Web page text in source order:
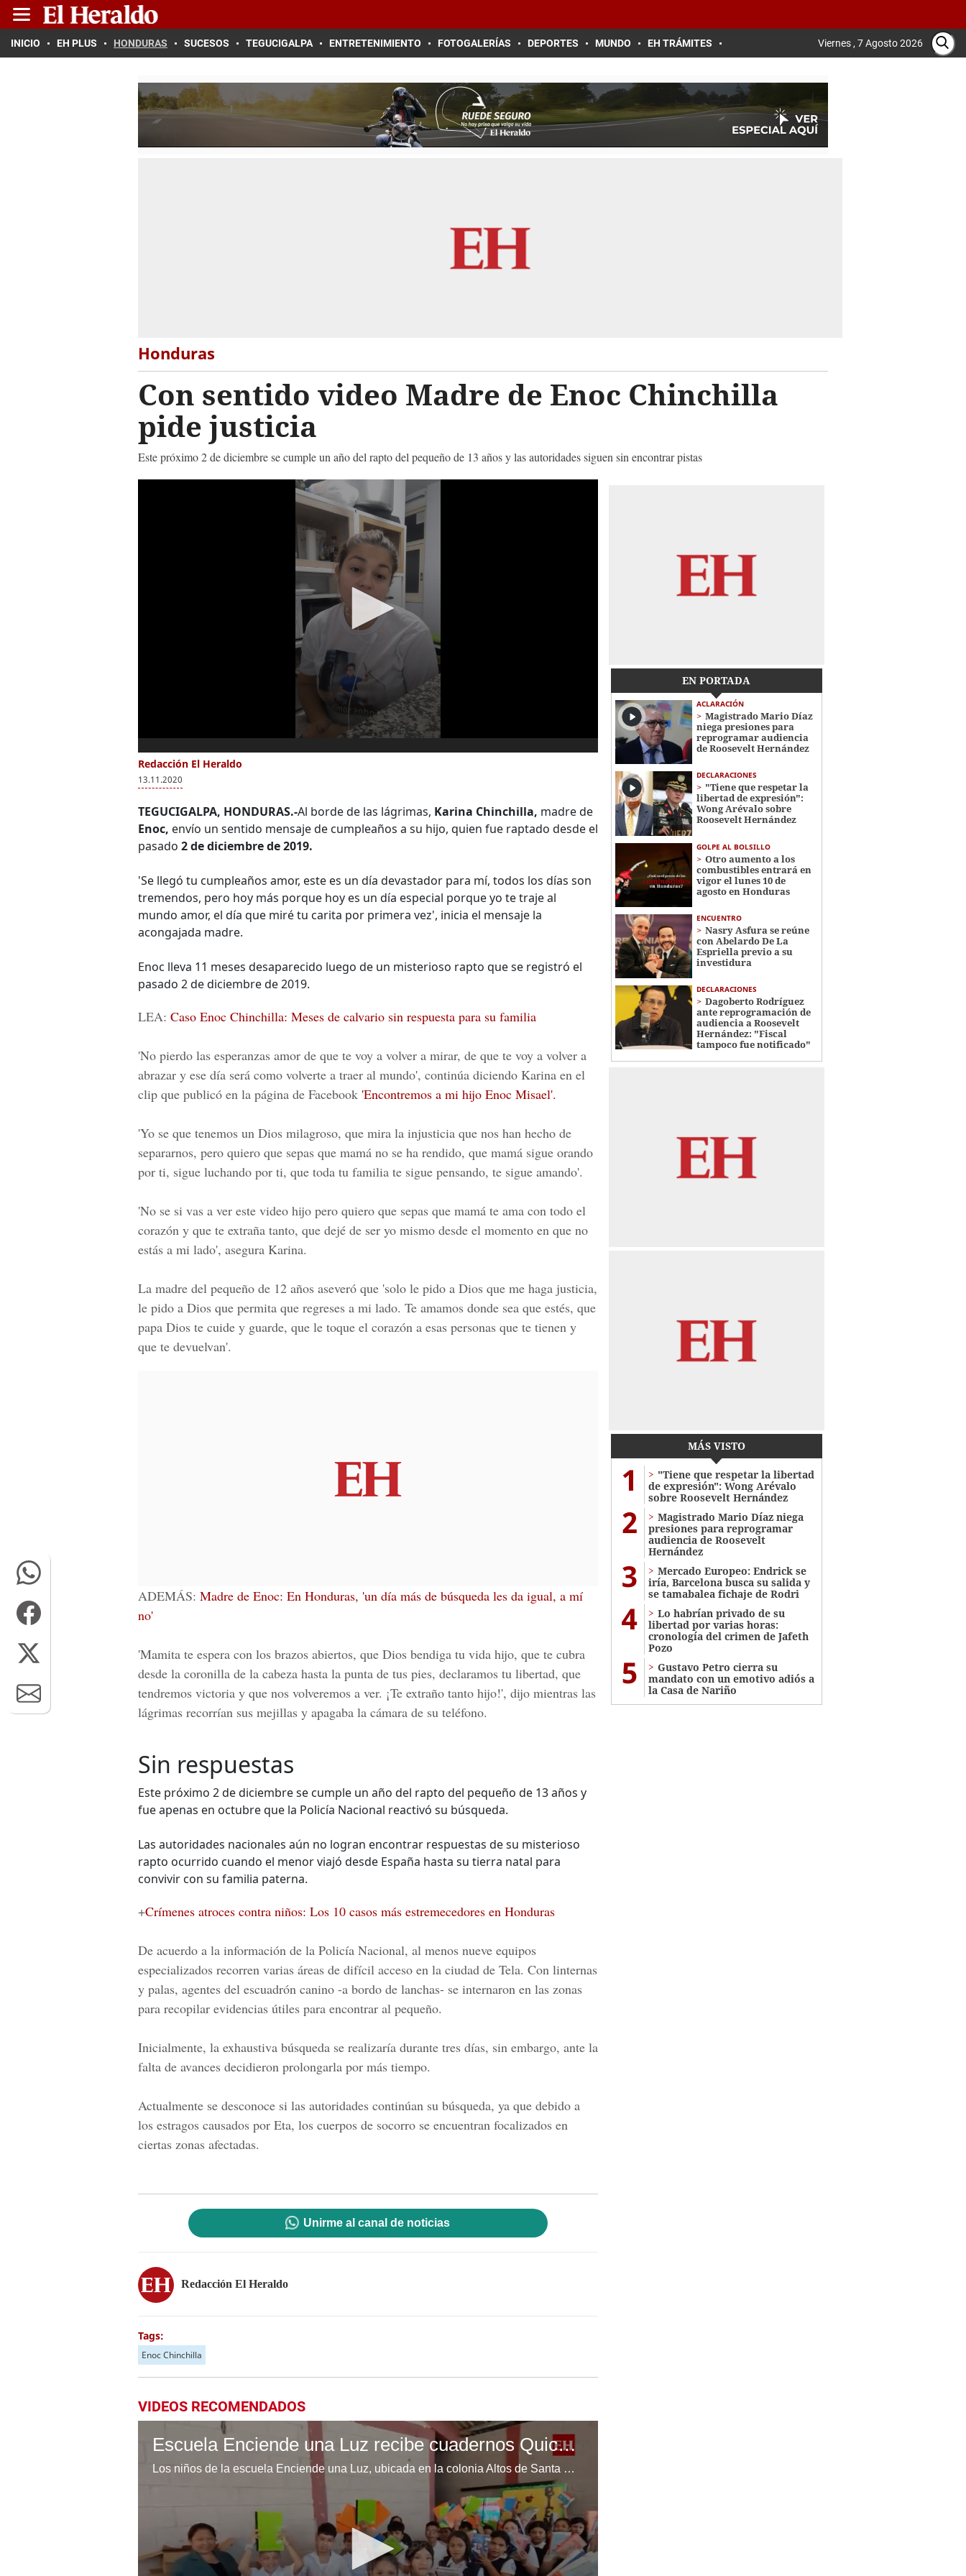
INICIO EH PLUS HONDURAS SUCESOS TEGUCIGALPA ENTRETENIMIENTO FOTOGALERÍAS DEPORTES MUNDO EH TRÁMITES Viernes , 7 Agosto 2026
Honduras
Con sentido video Madre de Enoc Chinchilla
pide justicia
Este próximo 2 de diciembre se cumple un año del rapto del pequeño de 13 años y las autoridades siguen sin encontrar pistas
Redacción El Heraldo
13.11.2020
TEGUCIGALPA, HONDURAS.-Al borde de las lágrimas, Karina Chinchilla, madre de
Enoc, envío un sentido mensaje de cumpleaños a su hijo, quien fue raptado desde el
pasado 2 de diciembre de 2019.
'Se llegó tu cumpleaños amor, este es un día devastador para mí, todos los días son
tremendos, pero hoy más porque hoy es un día especial porque yo te traje al
mundo amor, el día que miré tu carita por primera vez', inicia el mensaje la
acongajada madre.
Enoc lleva 11 meses desaparecido luego de un misterioso rapto que se registró el
pasado 2 de diciembre de 2019.
LEA: Caso Enoc Chinchilla: Meses de calvario sin respuesta para su familia
'No pierdo las esperanzas amor de que te voy a volver a mirar, de que te voy a volver a
abrazar y ese día será como volverte a traer al mundo', continúa diciendo Karina en el
clip que publicó en la página de Facebook 'Encontremos a mi hijo Enoc Misael'.
'Yo se que tenemos un Dios milagroso, que mira la injusticia que nos han hecho de
separarnos, pero quiero que sepas que mamá no se ha rendido, que mamá sigue orando
por ti, sigue luchando por ti, que toda tu familia te sigue pensando, te sigue amando'.
'No se si vas a ver este video hijo pero quiero que sepas que mamá te ama con todo el
corazón y que te extraña tanto, que dejé de ser yo mismo desde el momento en que no
estás a mi lado', asegura Karina.
La madre del pequeño de 12 años aseveró que 'solo le pido a Dios que me haga justicia,
le pido a Dios que permita que regreses a mi lado. Te amamos donde sea que estés, que
papa Dios te cuide y guarde, que le toque el corazón a esas personas que te tienen y
que te devuelvan'.
ADEMÁS: Madre de Enoc: En Honduras, 'un día más de búsqueda les da igual, a mí
no'
'Mamita te espera con los brazos abiertos, que Dios bendiga tu vida hijo, que te cubra
desde la coronilla de la cabeza hasta la punta de tus pies, declaramos tu libertad, que
tendremos victoria y que nos volveremos a ver. ¡Te extraño tanto hijo!', dijo mientras las
lágrimas recorrían sus mejillas y apagaba la cámara de su teléfono.
Sin respuestas
Este próximo 2 de diciembre se cumple un año del rapto del pequeño de 13 años y
fue apenas en octubre que la Policía Nacional reactivó su búsqueda.
Las autoridades nacionales aún no logran encontrar respuestas de su misterioso
rapto ocurrido cuando el menor viajó desde España hasta su tierra natal para
convivir con su familia paterna.
+Crímenes atroces contra niños: Los 10 casos más estremecedores en Honduras
De acuerdo a la información de la Policía Nacional, al menos nueve equipos
especializados recorren varias áreas de difícil acceso en la ciudad de Tela. Con linternas
y palas, agentes del escuadrón canino -a bordo de lanchas- se internaron en las zonas
para recopilar evidencias útiles para encontrar al pequeño.
Inicialmente, la exhaustiva búsqueda se realizaría durante tres días, sin embargo, ante la
falta de avances decidieron prolongarla por más tiempo.
Actualmente se desconoce si las autoridades continúan su búsqueda, ya que debido a
los estragos causados por Eta, los cuerpos de socorro se encuentran focalizados en
ciertas zonas afectadas.
Unirme al canal de noticias
Redacción El Heraldo
Tags:
Enoc Chinchilla
VIDEOS RECOMENDADOS
Escuela Enciende una Luz recibe cuadernos Quick, gracias a la Maratón del Saber
Los niños de la escuela Enciende una Luz, ubicada en la colonia Altos de Santa Rosa, al sur de Tegucigalpa, recibieron cuadernos Quick como parte de la Campaña Maratón del Saber.
EN PORTADA
ACLARACIÓN
Magistrado Mario Díaz
niega presiones para
reprogramar audiencia
de Roosevelt Hernández
DECLARACIONES
"Tiene que respetar la
libertad de expresión":
Wong Arévalo sobre
Roosevelt Hernández
GOLPE AL BOLSILLO
Otro aumento a los
combustibles entrará en
vigor el lunes 10 de
agosto en Honduras
ENCUENTRO
Nasry Asfura se reúne
con Abelardo De La
Espriella previo a su
investidura
DECLARACIONES
Dagoberto Rodríguez
ante reprogramación de
audiencia a Roosevelt
Hernández: "Fiscal
tampoco fue notificado"
MÁS VISTO
1
"Tiene que respetar la libertad
de expresión": Wong Arévalo
sobre Roosevelt Hernández
2
Magistrado Mario Díaz niega
presiones para reprogramar
audiencia de Roosevelt
Hernández
3
Mercado Europeo: Endrick se
iría, Barcelona busca su salida y
se tamabalea fichaje de Rodri
4
Lo habrían privado de su
libertad por varias horas:
cronología del crimen de Jafeth
Pozo
5
Gustavo Petro cierra su
mandato con un emotivo adiós a
la Casa de Nariño